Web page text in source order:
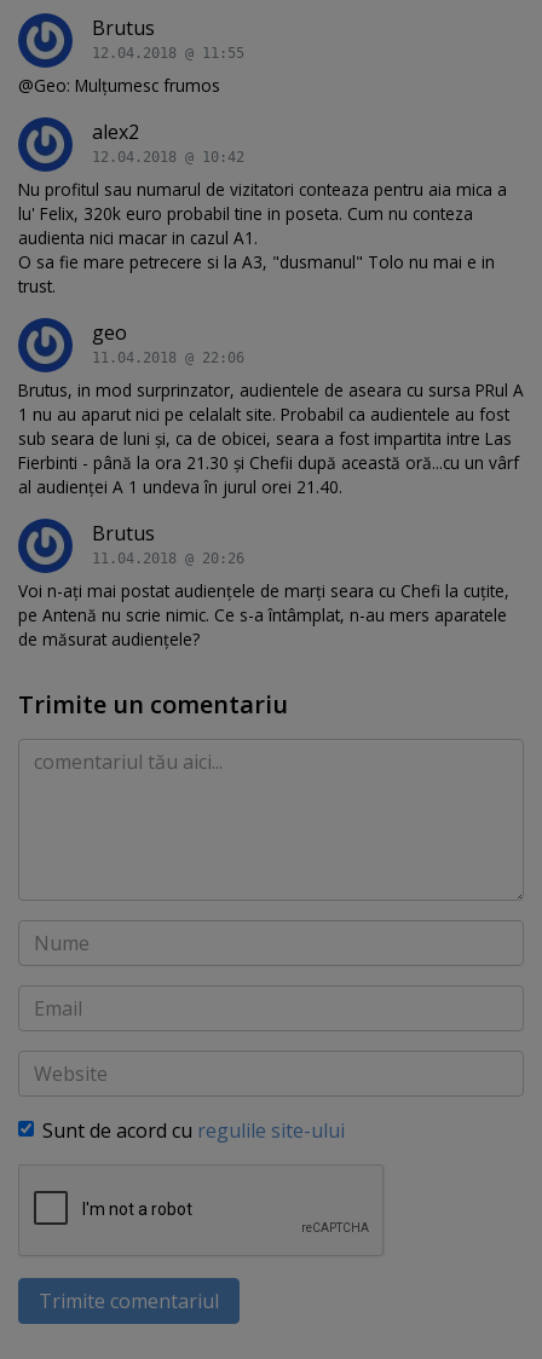
Brutus
12.04.2018 @ 11:55
@Geo: Mulțumesc frumos
alex2
12.04.2018 @ 10:42
Nu profitul sau numarul de vizitatori conteaza pentru aia mica a
lu' Felix, 320k euro probabil tine in poseta. Cum nu conteza
audienta nici macar in cazul A1.
O sa fie mare petrecere si la A3, "dusmanul" Tolo nu mai e in
trust.
geo
11.04.2018 @ 22:06
Brutus, in mod surprinzator, audientele de aseara cu sursa PRul A
1 nu au aparut nici pe celalalt site. Probabil ca audientele au fost
sub seara de luni și, ca de obicei, seara a fost impartita intre Las
Fierbinti - până la ora 21.30 și Chefii după această oră...cu un vârf
al audienței A 1 undeva în jurul orei 21.40.
Brutus
11.04.2018 @ 20:26
Voi n-ați mai postat audiențele de marți seara cu Chefi la cuțite,
pe Antenă nu scrie nimic. Ce s-a întâmplat, n-au mers aparatele
de măsurat audiențele?
Trimite un comentariu
Comentariu
Nume
Email
Website
Sunt de acord cu regulile site-ului
Trimite comentariul